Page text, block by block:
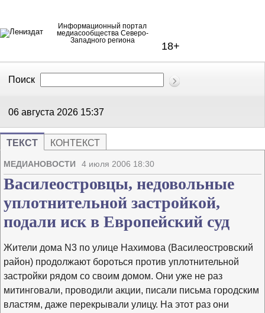
Информационный портал
медиасообщества Северо-
Западного региона
18+
Поиск
06 августа 2026 15:37
ТЕКСТ КОНТЕКСТ
МЕДИАНОВОСТИ 4 июля 2006 18:30
Василеостровцы, недовольные
уплотнительной застройкой,
подали иск в Европейский суд
Жители дома N3 по улице Нахимова (Василеостровский
район) продолжают бороться против уплотнительной
застройки рядом со своим домом. Они уже не раз
митинговали, проводили акции, писали письма городским
властям, даже перекрывали улицу. На этот раз они